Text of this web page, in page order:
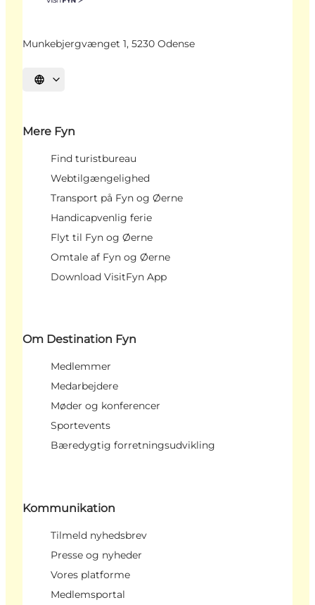
Munkebjergvænget 1, 5230 Odense
Vælg sprog
Mere Fyn
Find turistbureau
Webtilgængelighed
Transport på Fyn og Øerne
Handicapvenlig ferie
Flyt til Fyn og Øerne
Omtale af Fyn og Øerne
Download VisitFyn App
Om Destination Fyn
Medlemmer
Medarbejdere
Møder og konferencer
Sportevents
Bæredygtig forretningsudvikling
Kommunikation
Tilmeld nyhedsbrev
Presse og nyheder
Vores platforme
Medlemsportal